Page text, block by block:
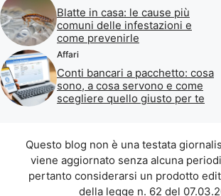
Blatte in casa: le cause più
comuni delle infestazioni e
come prevenirle
Affari
Conti bancari a pacchetto: cosa
sono, a cosa servono e come
scegliere quello giusto per te
Questo blog non è una testata
viene aggiornato senza alcuna
pertanto considerarsi un prodotto
della legge n. 62 del